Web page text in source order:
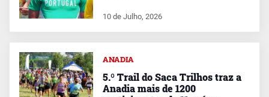
10 de Julho, 2026
ANADIA
5.º Trail do Saca Trilhos traz a
Anadia mais de 1200